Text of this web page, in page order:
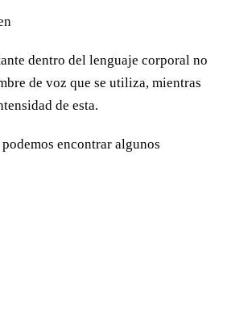
dentro del lenguaje corporal no
de voz que se utiliza, mientras
de esta.
encontrar algunos